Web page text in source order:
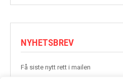
NYHETSBREV
Få siste nytt rett i mailen